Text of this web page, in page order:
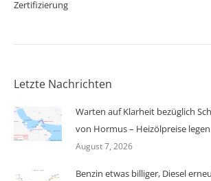
Zertifizierung
Letzte Nachrichten
Warten auf Klarheit bezüglich
von Hormus – Heizölpreise
August 7, 2026
Benzin etwas billiger, Diesel